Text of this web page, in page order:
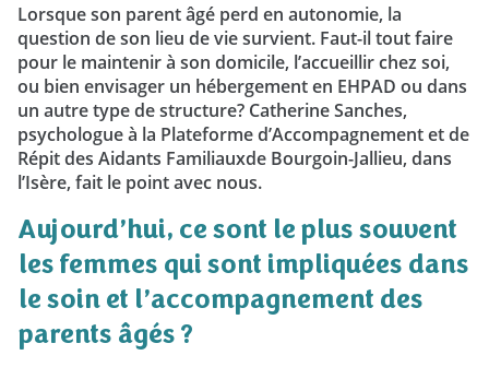
Lorsque son parent âgé perd en autonomie, la
question de son lieu de vie survient. Faut-il tout faire
pour le maintenir à son domicile, l’accueillir chez soi,
ou bien envisager un hébergement en EHPAD ou dans
un autre type de structure? Catherine Sanches,
psychologue à la Plateforme d’Accompagnement et de
Répit des Aidants Familiauxde Bourgoin-Jallieu, dans
l’Isère, fait le point avec nous.
Aujourd’hui, ce sont le plus souvent
les femmes qui sont impliquées dans
le soin et l’accompagnement des
parents âgés ?